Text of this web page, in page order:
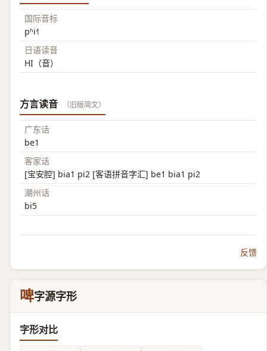
国际音标
pʰi˧˥
日语读音
HI（音）
方言读音 （旧版简文）
广东话
be1
客家话
[宝安腔] bia1 pi2 [客语拼音字汇] be1 bia1 pi2
潮州话
bi5
反馈
啤字源字形
字形对比